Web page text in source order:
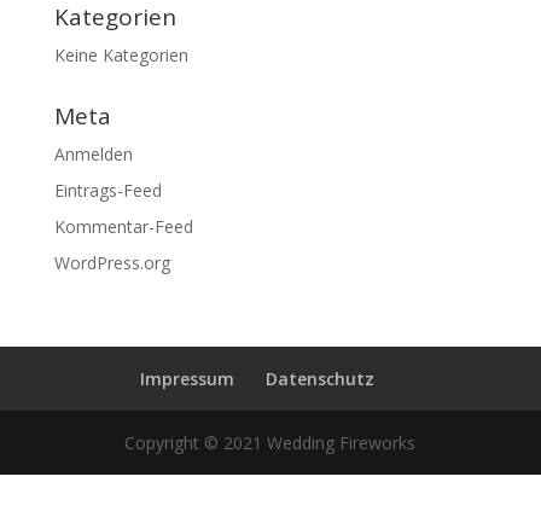
Kategorien
Keine Kategorien
Meta
Anmelden
Eintrags-Feed
Kommentar-Feed
WordPress.org
Impressum Datenschutz
Copyright © 2021 Wedding Fireworks